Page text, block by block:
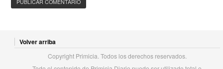
Volver arriba
Copyright Primicia. Todos los derechos reservados.